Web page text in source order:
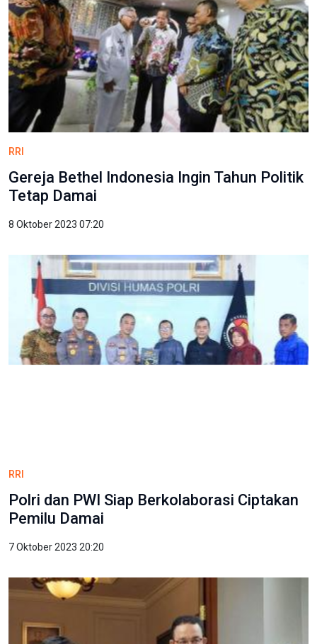
RRI
Gereja Bethel Indonesia Ingin Tahun Politik
Tetap Damai
8 Oktober 2023 07:20
RRI
Polri dan PWI Siap Berkolaborasi Ciptakan
Pemilu Damai
7 Oktober 2023 20:20